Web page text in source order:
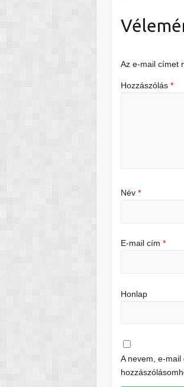
Az e-mail címet
Hozzászólás*
Név*
E-mail cím*
Honlap
A nevem, e-